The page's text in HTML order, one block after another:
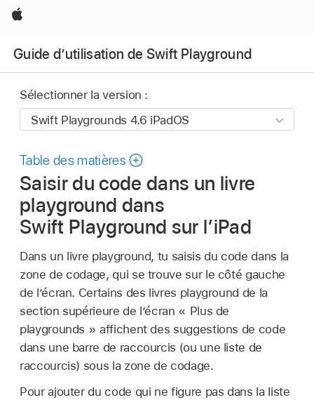
Apple
Guide d’utilisation de Swift Playground
Sélectionner la version :
Table des matières
Saisir du code dans un livre
playground dans
Swift Playground sur l’iPad
Dans un livre playground, tu saisis du code dans la
zone de codage, qui se trouve sur le côté gauche
de l’écran. Certains des livres playground de la
section supérieure de l’écran « Plus de
playgrounds » affichent des suggestions de code
dans une barre de raccourcis (ou une liste de
raccourcis) sous la zone de codage.
Pour ajouter du code qui ne figure pas dans la liste